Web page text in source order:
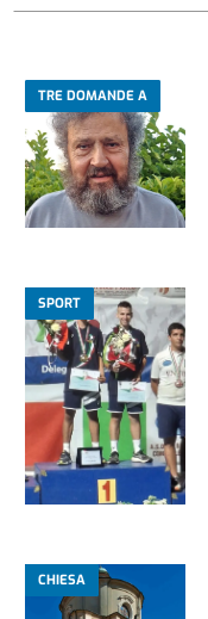
TRE DOMANDE A
SPORT
CHIESA